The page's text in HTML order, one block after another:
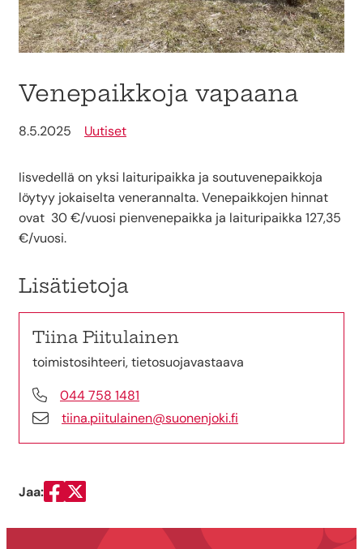
Venepaikkoja vapaana
8.5.2025 Uutiset
Iisvedellä on yksi laituripaikka ja soutuvenepaikkoja
löytyy jokaiselta venerannalta. Venepaikkojen hinnat
ovat 30 €/vuosi pienvenepaikka ja laituripaikka 127,35
€/vuosi.
Lisätietoja
Tiina Piitulainen
toimistosihteeri, tietosuojavastaava
044 758 1481
tiina.piitulainen@suonenjoki.fi
Jaa:
Jaa Facebookissa
Jaa Twitterissä